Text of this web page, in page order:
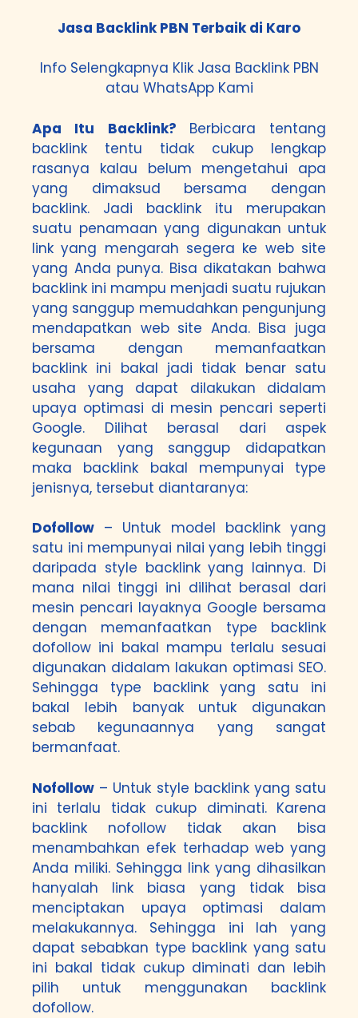
Jasa Backlink PBN Terbaik di Karo
Info Selengkapnya Klik Jasa Backlink PBN
atau WhatsApp Kami
Apa Itu Backlink? Berbicara tentang
backlink tentu tidak cukup lengkap
rasanya kalau belum mengetahui apa
yang dimaksud bersama dengan
backlink. Jadi backlink itu merupakan
suatu penamaan yang digunakan untuk
link yang mengarah segera ke web site
yang Anda punya. Bisa dikatakan bahwa
backlink ini mampu menjadi suatu rujukan
yang sanggup memudahkan pengunjung
mendapatkan web site Anda. Bisa juga
bersama dengan memanfaatkan
backlink ini bakal jadi tidak benar satu
usaha yang dapat dilakukan didalam
upaya optimasi di mesin pencari seperti
Google. Dilihat berasal dari aspek
kegunaan yang sanggup didapatkan
maka backlink bakal mempunyai type
jenisnya, tersebut diantaranya:
Dofollow – Untuk model backlink yang
satu ini mempunyai nilai yang lebih tinggi
daripada style backlink yang lainnya. Di
mana nilai tinggi ini dilihat berasal dari
mesin pencari layaknya Google bersama
dengan memanfaatkan type backlink
dofollow ini bakal mampu terlalu sesuai
digunakan didalam lakukan optimasi SEO.
Sehingga type backlink yang satu ini
bakal lebih banyak untuk digunakan
sebab kegunaannya yang sangat
bermanfaat.
Nofollow – Untuk style backlink yang satu
ini terlalu tidak cukup diminati. Karena
backlink nofollow tidak akan bisa
menambahkan efek terhadap web yang
Anda miliki. Sehingga link yang dihasilkan
hanyalah link biasa yang tidak bisa
menciptakan upaya optimasi dalam
melakukannya. Sehingga ini lah yang
dapat sebabkan type backlink yang satu
ini bakal tidak cukup diminati dan lebih
pilih untuk menggunakan backlink
dofollow.